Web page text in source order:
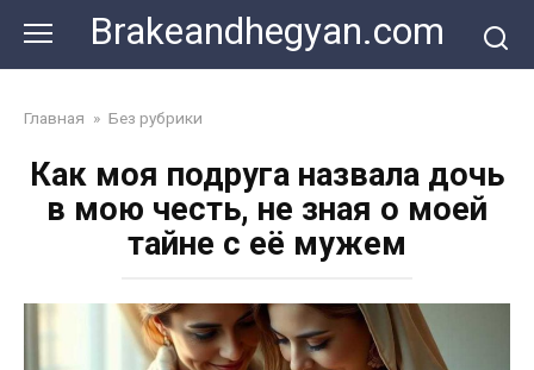
content
Brakeandhegyan.com
Главная » Без рубрики
Как моя подруга назвала дочь
в мою честь, не зная о моей
тайне с её мужем